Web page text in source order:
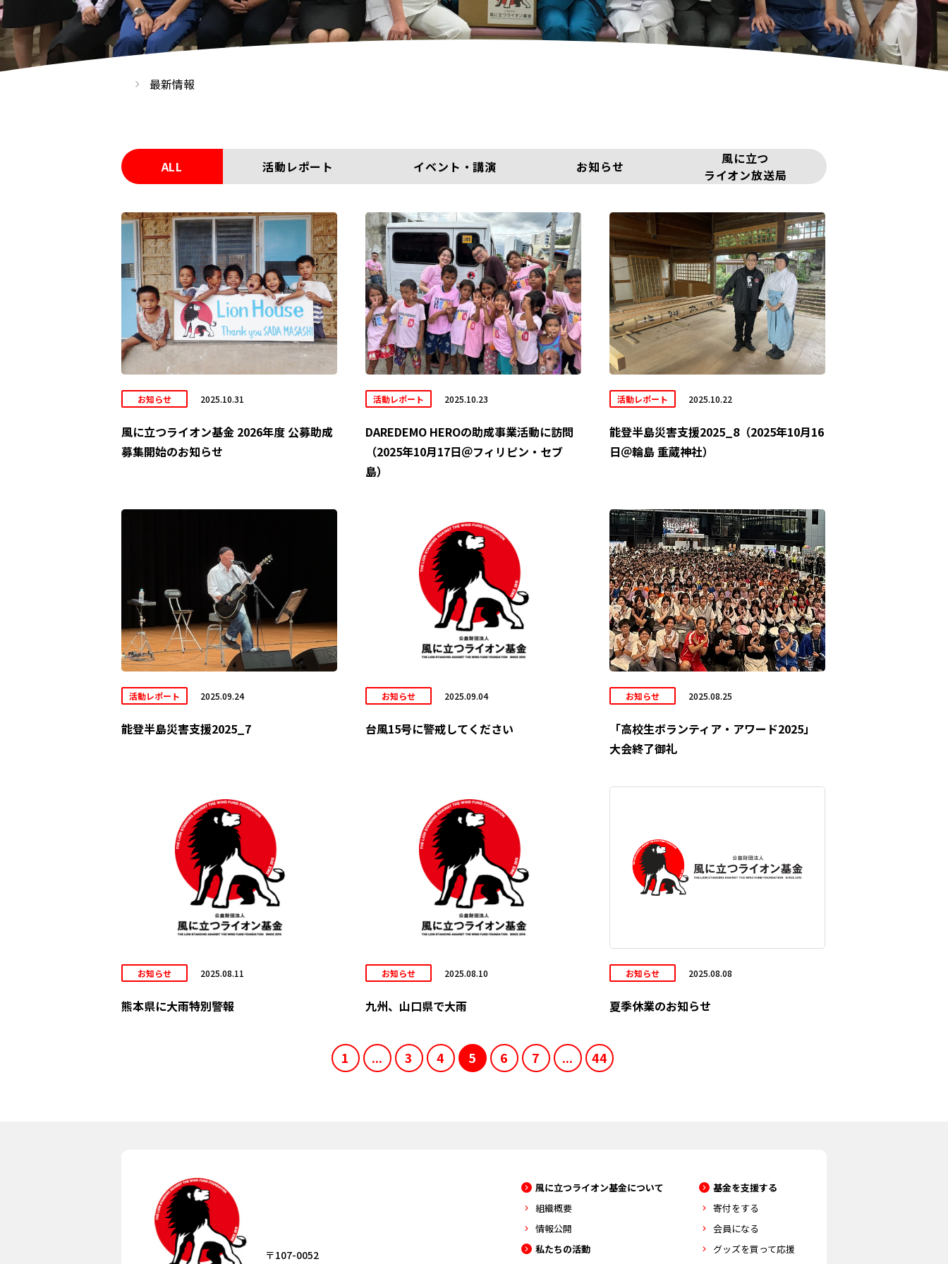
最新情報
ALL 活動レポート イベント・講演 お知らせ
風に立つ
ライオン放送局
お知らせ 2025.10.31
風に立つライオン基金 2026年度 公募助成
募集開始のお知らせ
活動レポート 2025.10.23
DAREDEMO HEROの助成事業活動に訪問
（2025年10月17日＠フィリピン・セブ
島）
活動レポート 2025.10.22
能登半島災害支援2025_8（2025年10月16
日＠輪島 重蔵神社）
活動レポート 2025.09.24
能登半島災害支援2025_7
お知らせ 2025.09.04
台風15号に警戒してください
お知らせ 2025.08.25
「高校生ボランティア・アワード2025」
大会終了御礼
お知らせ 2025.08.11
熊本県に大雨特別警報
お知らせ 2025.08.10
九州、山口県で大雨
お知らせ 2025.08.08
夏季休業のお知らせ
1 ... 3 4 5 6 7 ... 44
〒107-0052
風に立つライオン基金について
組織概要
情報公開
私たちの活動
基金を支援する
寄付をする
会員になる
グッズを買って応援